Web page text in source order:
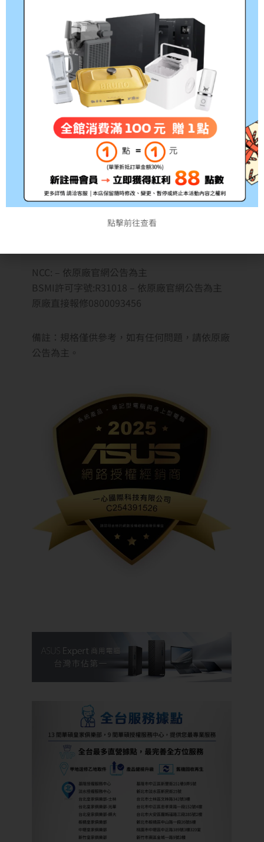
version may change with OS version
different.)
I/O 插槽 1x USB 3.2 Gen 2 Type-A、2x
Thunderbolt 4 supports display / power
delivery、1x HDMI 2.1 TMDS、1x 3.5mm
Combo Audio Jack
電池 72WHrs, 2S2P, 4-cell Li-ion
尺寸 31.03 x 21.47 x 1.19 ~ 1.29 cm
隨附配件 附保護袋、無附滑鼠
其它 Backlit Chiclet Keyboard With Copilot
key
網路攝影機 FHD camera with IR function to
NCC: – 依原廠官網公告為主
BSMI許可字號:R31018 – 依原廠官網公告為主
原廠直接報修0800093456
備註：規格僅供參考，如有任何問題，請依原廠
公告為主。
點擊前往查看